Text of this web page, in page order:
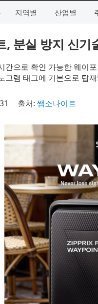
지역별 산업별
, 분실 방지 신기
간으로 확인 가능한 웨이
그램 태그에 기본으로 탑
출처: 쌤소나이트